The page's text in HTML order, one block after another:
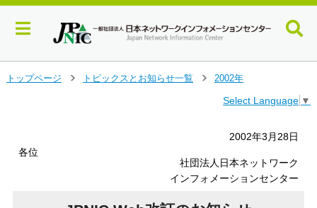
トップページ
トピックスとお知らせ一覧
2002年
Select Language ▼
2002年3月28日
各位
社団法人日本ネットワーク
インフォメーションセンター